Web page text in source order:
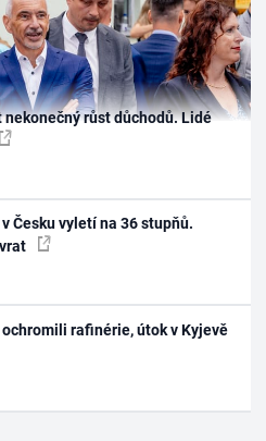
růst důchodů. Lidé
Česku vyletí na 36 stupňů.
rafinérie, útok v Kyjevě